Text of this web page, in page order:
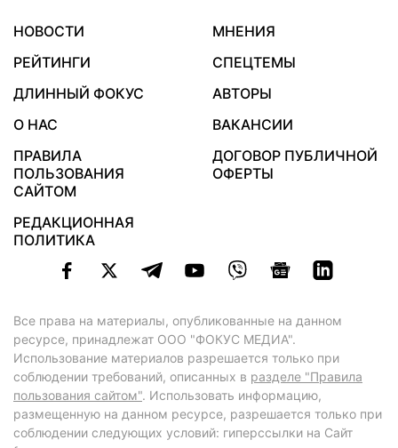
НОВОСТИ
МНЕНИЯ
РЕЙТИНГИ
СПЕЦТЕМЫ
ДЛИННЫЙ ФОКУС
АВТОРЫ
О НАС
ВАКАНСИИ
ПРАВИЛА
ПОЛЬЗОВАНИЯ
САЙТОМ
ДОГОВОР ПУБЛИЧНОЙ
ОФЕРТЫ
РЕДАКЦИОННАЯ
ПОЛИТИКА
Все права на материалы, опубликованные на данном
ресурсе, принадлежат ООО "ФОКУС МЕДИА".
Использование материалов разрешается только при
соблюдении требований, описанных в разделе "Правила
пользования сайтом". Использовать информацию,
размещенную на данном ресурсе, разрешается только при
соблюдении следующих условий: гиперссылки на Сайт